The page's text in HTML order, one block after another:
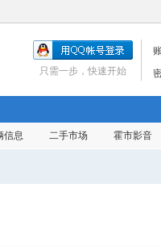
只需一步，快速开始
信息 二手市场 霍市影音